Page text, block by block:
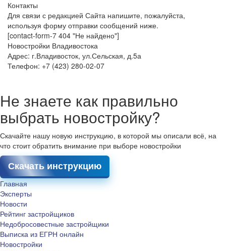
Контакты
Для связи с редакцией Сайта напишите, пожалуйста,
используя форму отправки сообщений ниже.
[contact-form-7 404 "Не найдено"]
Новостройки Владивостока
Адрес: г.Владивосток, ул.Сельская, д.5а
Телефон: +7 (423) 280-02-07
Не знаете как правильно
выбрать новостройку?
Скачайте нашу новую инструкцию, в которой мы описали всё, на
что стоит обратить внимание при выборе новостройки
Скачать инструкцию
Главная
Эксперты
Новости
Рейтинг застройщиков
Недобросовестные застройщики
Выписка из ЕГРН онлайн
Новостройки